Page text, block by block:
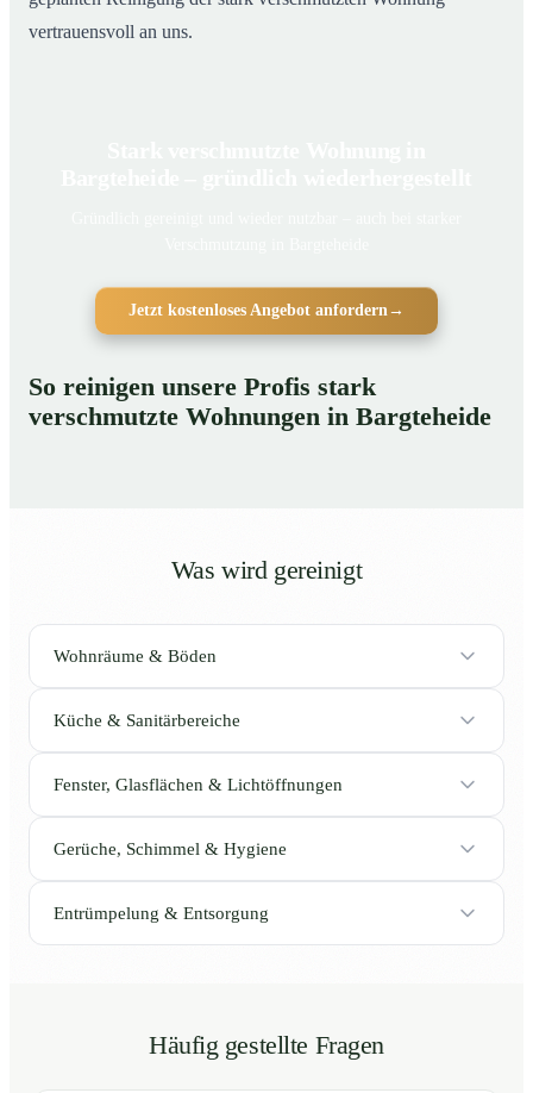
vertrauensvoll an uns.
Jetzt kostenloses Angebot anfordern→
So reinigen unsere Profis stark
verschmutzte Wohnungen in Bargteheide
Was wird gereinigt
Wohnräume & Böden
Küche & Sanitärbereiche
Fenster, Glasflächen & Lichtöffnungen
Gerüche, Schimmel & Hygiene
Entrümpelung & Entsorgung
Häufig gestellte Fragen